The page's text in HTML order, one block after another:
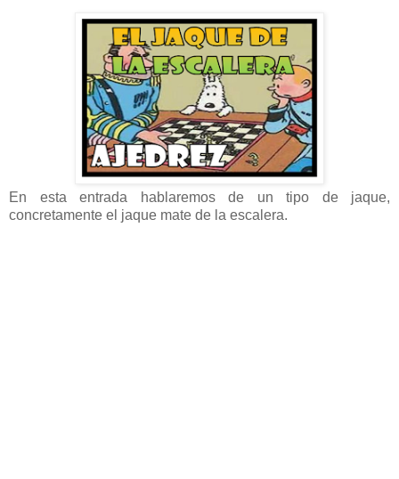
En esta entrada hablaremos de un tipo de jaque,
concretamente el jaque mate de la escalera.